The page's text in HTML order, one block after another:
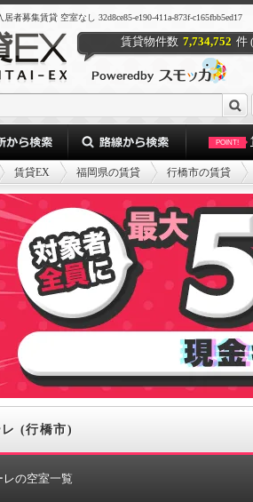
者募集賃貸 空室なし 32d8ce85-e190-411a-873f-c165fbb5ed17
賃貸物件数 7,734,752 件
POINT!
賃貸EX 福岡県の賃貸 行橋市の賃貸
レ (行橋市)
レの空室一覧